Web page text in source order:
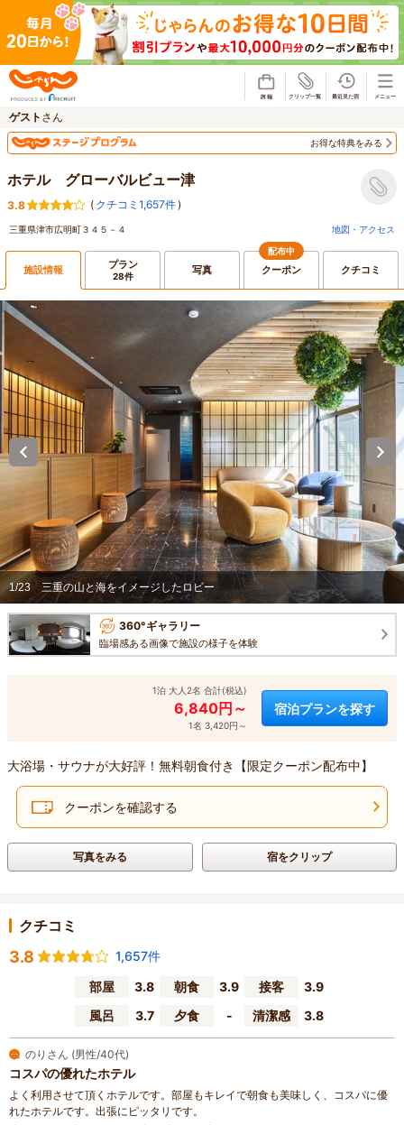
ゲスト さん
お得な特典をみる
ホテル グローバルビュー津
3.8 ( クチコミ1,657件)
三重県津市広明町３４５－４ 地図・アクセス
施設情報 プラン
28件 写真
配布中
クーポン クチコミ
1/23 三重の山と海をイメージしたロビー
360°ギャラリー
臨場感ある画像で施設の様子を体験
1泊 大人2名 合計(税込)
6,840円～
1名 3,420円～
宿泊プランを探す
大浴場・サウナが大好評！無料朝食付き【限定クーポン配布中】
クーポンを確認する
写真をみる 宿をクリップ
クチコミ
3.8
1,657件
部屋
3.8 朝食 3.9 接客
3.9
風呂
3.7 夕食 - 清潔感 3.8
のりさん (男性/40代)
コスパの優れたホテル
よく利用させて頂くホテルです。部屋もキレイで朝食も美味しく、コスパに優
れたホテルです。出張にピッタリです。